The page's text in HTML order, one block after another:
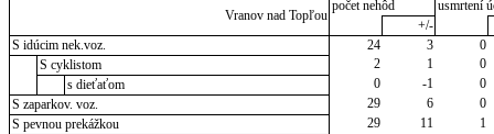
Vranov nad Topľou
počet nehôd
usmrtení
+/-
S idúcim nek.voz.
24 3
0
S cyklistom
2 1
0
s dieťaťom
0 -1
0
S zaparkov. voz.
29 6
0
S pevnou prekážkou
29 11
1